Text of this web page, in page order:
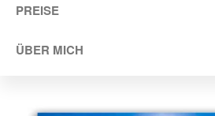
PREISE
ÜBER MICH